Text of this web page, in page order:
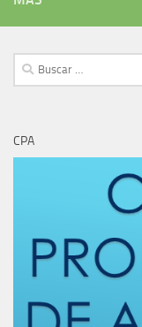
Buscar:
CPA